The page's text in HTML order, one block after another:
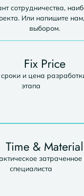
сотрудничества,
Или напишите
выбором.
Fix Price
и цена
этапа
Time & Material
специалиста